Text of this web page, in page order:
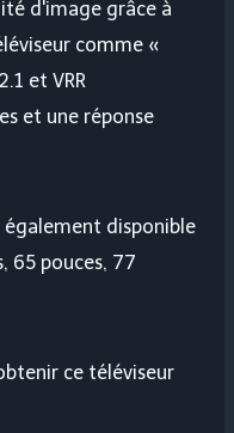
d'image grâce à
comme «
et VRR
et une réponse
également disponible
65 pouces, 77
ce téléviseur